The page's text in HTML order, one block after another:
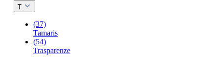
T
(37)
Tamaris
(54)
Trasparenze